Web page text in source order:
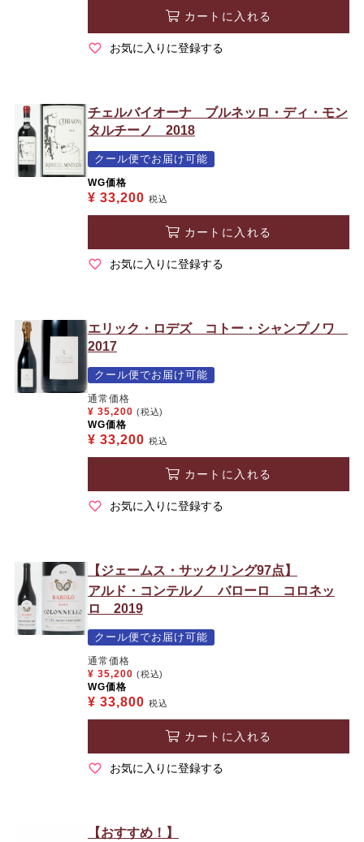
カートに入れる
お気に入りに登録する
チェルバイオーナ ブルネッロ・ディ・モン
タルチーノ 2018
クール便でお届け可能
WG価格
¥ 33,200 税込
カートに入れる
お気に入りに登録する
エリック・ロデズ コトー・シャンプノワ
2017
クール便でお届け可能
通常価格
¥ 35,200 (税込)
WG価格
¥ 33,200 税込
カートに入れる
お気に入りに登録する
【ジェームス・サックリング97点】
アルド・コンテルノ バローロ コロネッ
ロ 2019
クール便でお届け可能
通常価格
¥ 35,200 (税込)
WG価格
¥ 33,800 税込
カートに入れる
お気に入りに登録する
【おすすめ！】